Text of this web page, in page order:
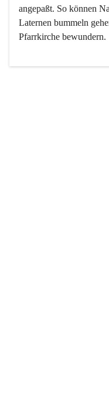
angepaßt. So können
Laternen bummeln
Pfarrkirche bewundern.
Der Weinbau dominert